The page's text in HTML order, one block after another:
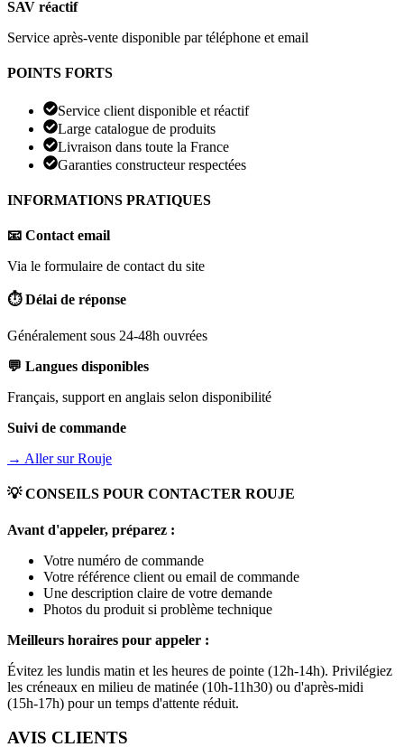
SAV réactif
Service après-vente disponible par téléphone et email
POINTS FORTS
Service client disponible et réactif
Large catalogue de produits
Livraison dans toute la France
Garanties constructeur respectées
INFORMATIONS PRATIQUES
📧 Contact email
Via le formulaire de contact du site
⏱️ Délai de réponse
Généralement sous 24-48h ouvrées
💬 Langues disponibles
Français, support en anglais selon disponibilité
Suivi de commande
→ Aller surRouje
💡 CONSEILS POUR CONTACTER ROUJE
Avant d'appeler, préparez :
Votre numéro de commande
Votre référence client ou email de commande
Une description claire de votre demande
Photos du produit si problème technique
Meilleurs horaires pour appeler :
Évitez les lundis matin et les heures de pointe (12h-14h). Privilégiez
les créneaux en milieu de matinée (10h-11h30) ou d'après-midi
(15h-17h) pour un temps d'attente réduit.
AVIS CLIENTS